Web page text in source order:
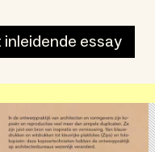
inleidende essay